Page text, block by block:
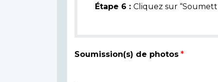
Étape 6 : Cliquez sur
Soumission(s) de photos